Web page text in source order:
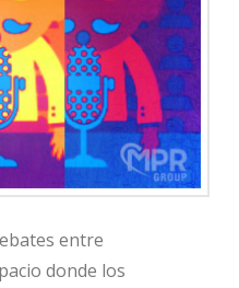
entre
donde los